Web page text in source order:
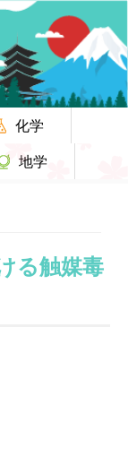
化学
地学
る触媒毒